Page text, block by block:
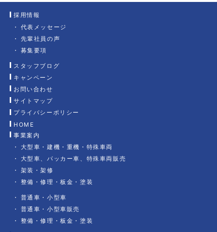
HOME
事業案内
大型車・建機・重機・特殊車両
大型車、パッカー車、特殊車両販売
架装・架修
整備・修理・板金・塗装
普通車・小型車
普通車・小型車販売
整備・修理・板金・塗装
採用情報
代表メッセージ
先輩社員の声
募集要項
スタッフブログ
キャンペーン
お問い合わせ
サイトマップ
プライバシーポリシー